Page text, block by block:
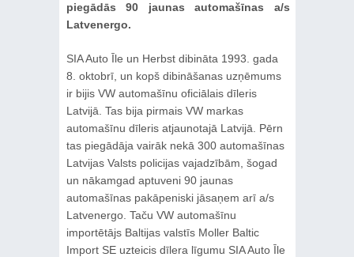
piegādās 90 jaunas automašīnas a/s
Latvenergo.
SIA Auto Īle un Herbst dibināta 1993. gada
8. oktobrī, un kopš dibināšanas uzņēmums
ir bijis VW automašīnu oficiālais dīleris
Latvijā. Tas bija pirmais VW markas
automašīnu dīleris atjaunotajā Latvijā. Pērn
tas piegādāja vairāk nekā 300 automašīnas
Latvijas Valsts policijas vajadzībām, šogad
un nākamgad aptuveni 90 jaunas
automašīnas pakāpeniski jāsaņem arī a/s
Latvenergo. Taču VW automašīnu
importētājs Baltijas valstīs Moller Baltic
Import SE uzteicis dīlera līgumu SIA Auto Īle